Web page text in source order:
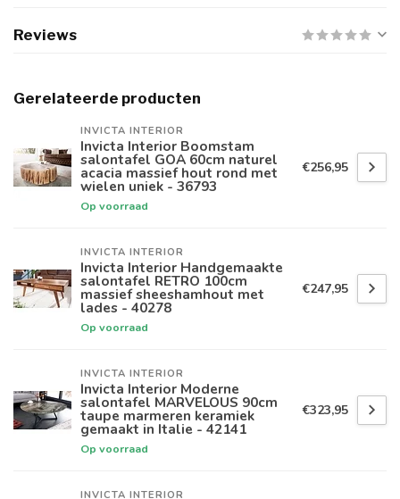
Reviews
Gerelateerde producten
INVICTA INTERIOR
Invicta Interior Boomstam
salontafel GOA 60cm naturel
acacia massief hout rond met
wielen uniek - 36793
Op voorraad
€256,95
INVICTA INTERIOR
Invicta Interior Handgemaakte
salontafel RETRO 100cm
massief sheeshamhout met
lades - 40278
Op voorraad
€247,95
INVICTA INTERIOR
Invicta Interior Moderne
salontafel MARVELOUS 90cm
taupe marmeren keramiek
gemaakt in Italie - 42141
Op voorraad
€323,95
INVICTA INTERIOR